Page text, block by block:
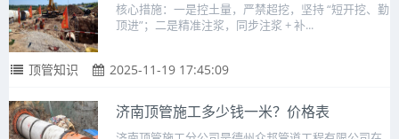
核心措施：一是控土量，严禁超挖，坚持 “短开挖、勤
顶进”；二是精准注浆，同步注浆 + 补...
顶管知识 2025-11-19 17:45:09
济南顶管施工多少钱一米？价格表